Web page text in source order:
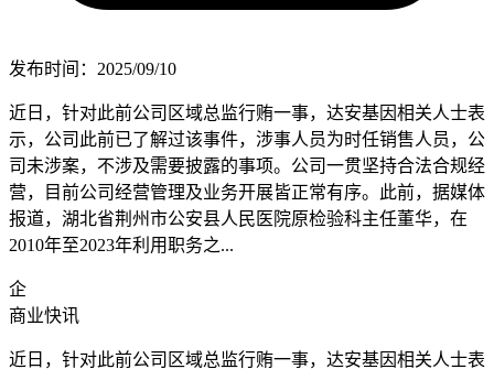
发布时间：2025/09/10
近日，针对此前公司区域总监行贿一事，达安基因相关人士表
示，公司此前已了解过该事件，涉事人员为时任销售人员，公
司未涉案，不涉及需要披露的事项。公司一贯坚持合法合规经
营，目前公司经营管理及业务开展皆正常有序。此前，据媒体
报道，湖北省荆州市公安县人民医院原检验科主任董华，在
2010年至2023年利用职务之...
企
商业快讯
近日，针对此前公司区域总监行贿一事，达安基因相关人士表